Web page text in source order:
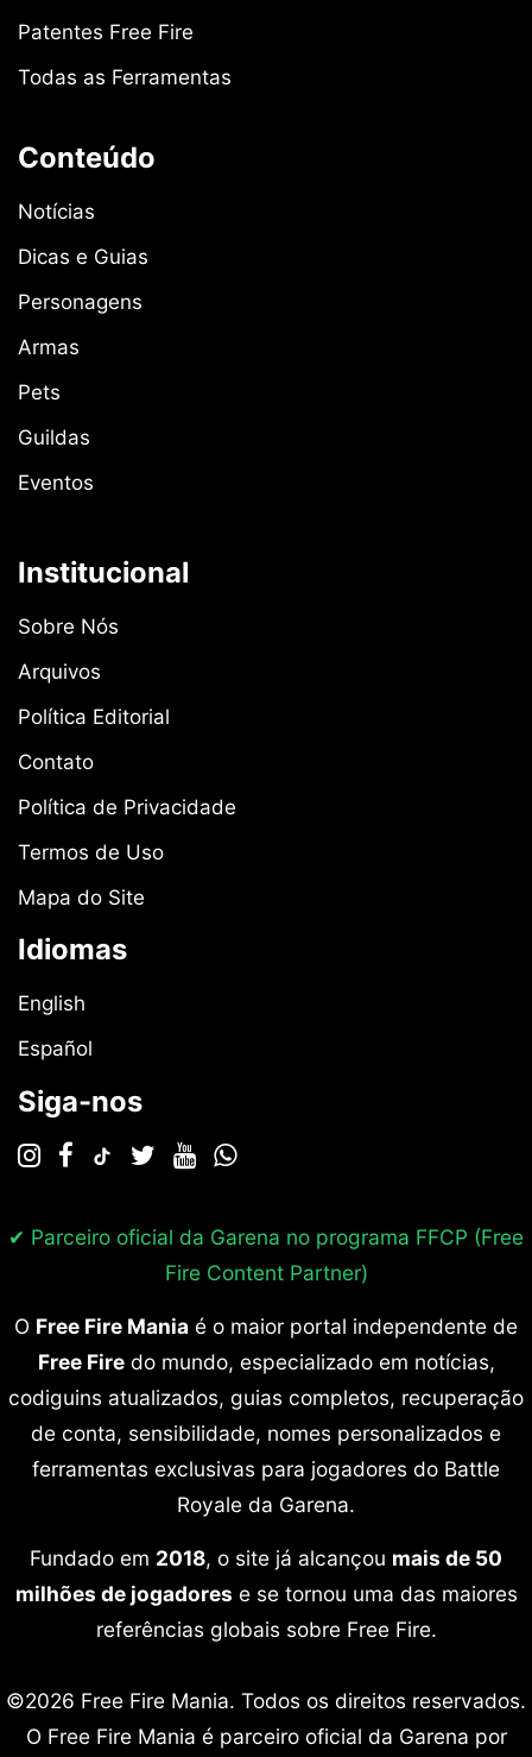
Patentes Free Fire
Todas as Ferramentas
Conteúdo
Notícias
Dicas e Guias
Personagens
Armas
Pets
Guildas
Eventos
Institucional
Sobre Nós
Arquivos
Política Editorial
Contato
Política de Privacidade
Termos de Uso
Mapa do Site
Idiomas
English
Español
Siga-nos
✔ Parceiro oficial da Garena no programa FFCP (Free
Fire Content Partner)
O Free Fire Mania é o maior portal independente de
Free Firedo mundo, especializado em notícias,
codiguins atualizados, guias completos, recuperação
de conta, sensibilidade, nomes personalizados e
ferramentas exclusivas para jogadores do Battle
Royale da Garena.
Fundado em 2018, o site já alcançou mais de 50
milhões de jogadores e se tornou uma das maiores
referências globais sobre Free Fire.
©2026 Free Fire Mania. Todos os direitos reservados.
O Free Fire Mania é parceiro oficial da Garena por